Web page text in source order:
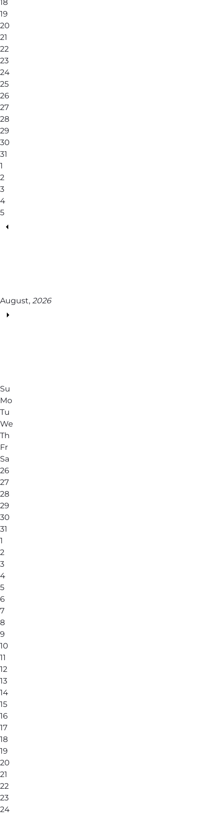
18
19
20
21
22
23
24
25
26
27
28
29
30
31
1
2
3
4
5
August, 2026
Su
Mo
Tu
We
Th
Fr
Sa
26
27
28
29
30
31
1
2
3
4
5
6
7
8
9
10
11
12
13
14
15
16
17
18
19
20
21
22
23
24